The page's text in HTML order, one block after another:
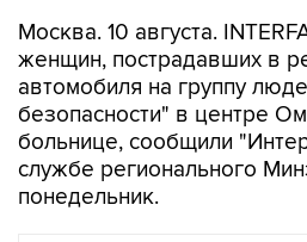
Москва. 10 августа.
женщин, пострадавших в
автомобиля на группу
безопасности" в центре
больнице, сообщили
службе регионального
понедельник.